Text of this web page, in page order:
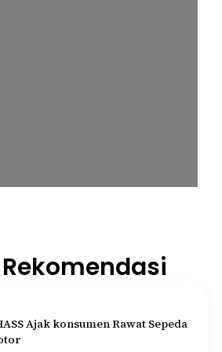
Ajak konsumen Rawat Sepeda